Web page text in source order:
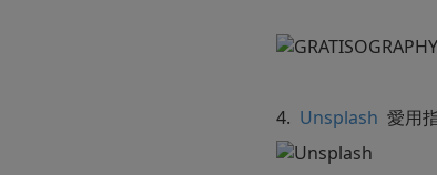
4. Unsplash 愛用